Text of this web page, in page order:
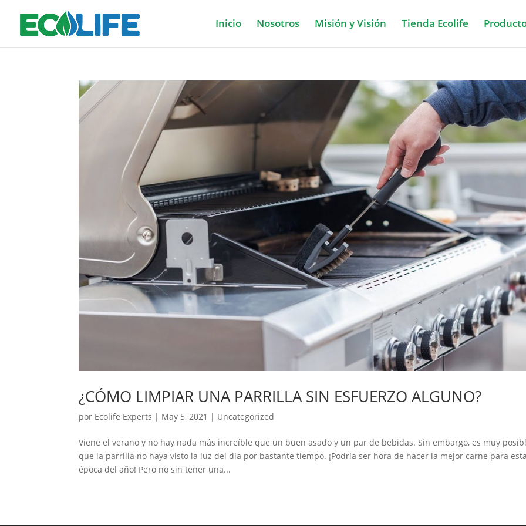
Inicio Nosotros Misión y Visión Tienda Ecolife
¿CÓMO LIMPIAR UNA PARRILLA SIN ESFUERZO ALGUNO?
por Ecolife Experts | May 5, 2021 | Uncategorized
Viene el verano y no hay nada más increíble que un buen asado y un par de bebidas. Sin embargo, es muy
que la parrilla no haya visto la luz del día por bastante tiempo. ¡Podría ser hora de hacer la mejor carne para
época del año! Pero no sin tener una...